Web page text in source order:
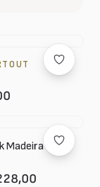
Madeira